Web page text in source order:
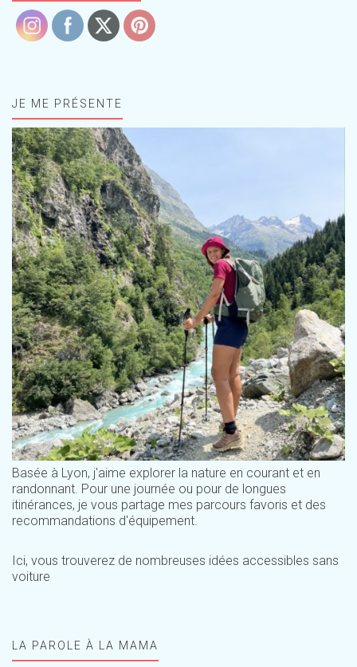
JE ME PRÉSENTE
Basée à Lyon, j'aime explorer la nature en courant et en
randonnant. Pour une journée ou pour de longues
itinérances, je vous partage mes parcours favoris et des
recommandations d'équipement.
Ici, vous trouverez de nombreuses idées accessibles sans
voiture
LA PAROLE À LA MAMA